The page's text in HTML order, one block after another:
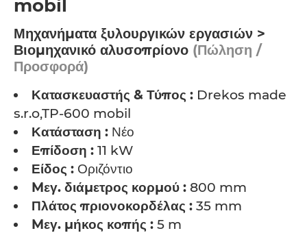
mobil
Μηχανήματα ξυλουργικών εργασιών >
Βιομηχανικό αλυσοπρίονο (Πώληση /
Προσφορά)
Κατασκευαστής & Τύπος : Drekos made
s.r.o,TP-600 mobil
Κατάσταση : Νέο
Επίδοση : 11 kW
Είδος : Οριζόντιο
Mεγ. διάμετρος κορμού : 800 mm
Πλάτος πριονοκορδέλας : 35 mm
Mεγ. μήκος κοπής : 5 m